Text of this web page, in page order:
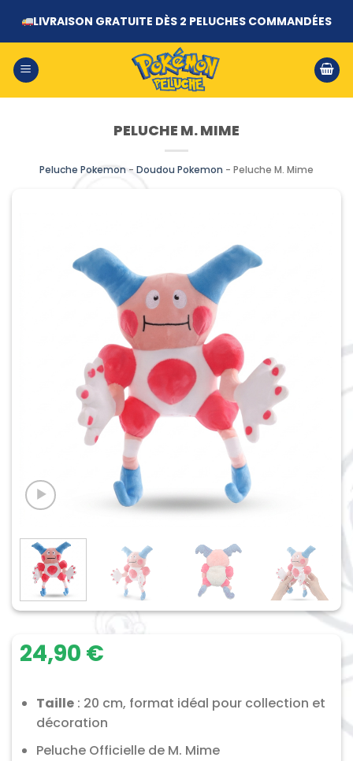
contenu
LIVRAISON GRATUITE DÈS 2 PELUCHES COMMANDÉES
PELUCHE M. MIME
Peluche Pokemon - Doudou Pokemon - Peluche M. Mime
24,90 €
Taille: 20 cm, format idéal pour collection et
décoration
Peluche Officielle de M. Mime